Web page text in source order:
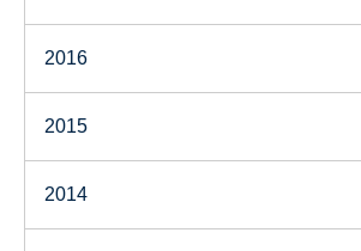
2016
2015
2014